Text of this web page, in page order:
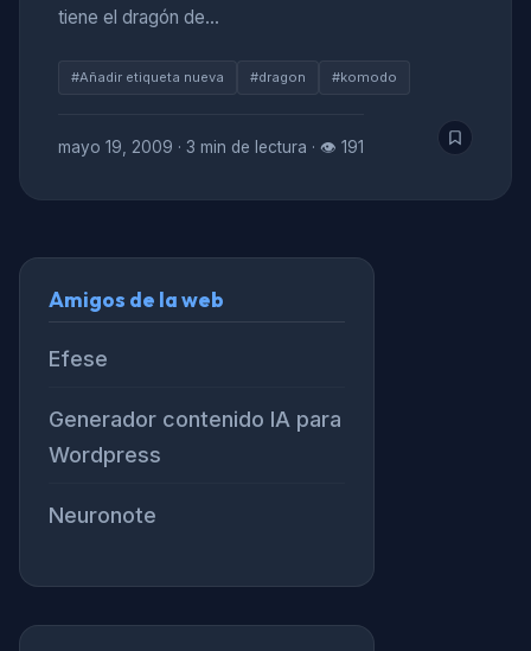
tiene el dragón de…
#Añadir etiqueta nueva #dragon #komodo
mayo 19, 2009 · 3 min de lectura · 👁 191
Amigos de la web
Efese
Generador contenido IA para
Wordpress
Neuronote